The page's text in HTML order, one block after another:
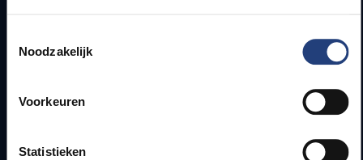
Noodzakelijk
Voorkeuren
StatistiekenOnderzoeksgroepen